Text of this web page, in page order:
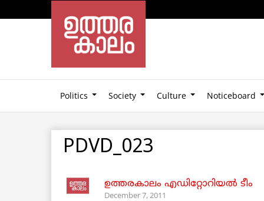
Politics Society Culture Noticeboard
PDVD_023
ഉത്തരകാലം എഡിറ്റോറിയല്‍ ടീം
December 7, 2011